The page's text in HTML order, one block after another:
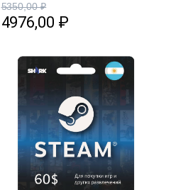
5350,00₽
4976,00 ₽